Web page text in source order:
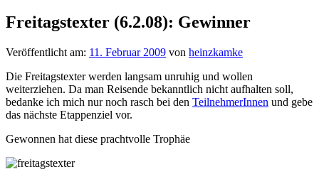
Freitagstexter (6.2.08): Gewinner
Veröffentlicht am: 11. Februar 2009 von heinzkamke
Die Freitagstexter werden langsam unruhig und wollen
weiterziehen. Da man Reisende bekanntlich nicht aufhalten soll,
bedanke ich mich nur noch rasch bei den TeilnehmerInnen und gebe
das nächste Etappenziel vor.
Gewonnen hat diese prachtvolle Trophäe